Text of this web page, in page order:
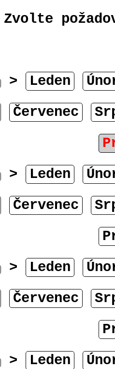
Zvolte
> Leden
Červenec
> Leden
Červenec
> Leden
Červenec
> Leden